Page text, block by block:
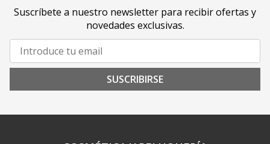
Suscríbete a nuestro newsletter para recibir ofertas y
novedades exclusivas.
SUSCRIBIRSE